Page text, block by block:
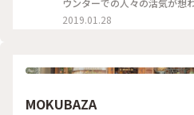
✨✨✨ #東京 #丸の内 #カフェ #三菱一号館美術館 #Cafe1894 #
お出かけ
2019.01.28
MOKUBAZA